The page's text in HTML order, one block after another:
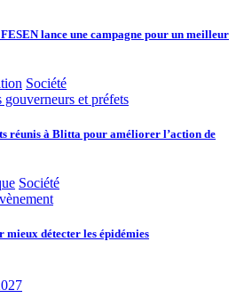
lance une campagne pour un meilleur
Société
réunis à Blitta pour améliorer l’action de
Société
détecter les épidémies